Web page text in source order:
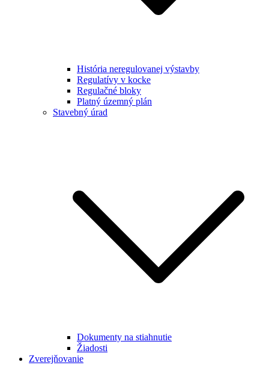
História neregulovanej výstavby
Regulatívy v kocke
Regulačné bloky
Platný územný plán
Stavebný úrad
Dokumenty na stiahnutie
Žiadosti
Zverejňovanie